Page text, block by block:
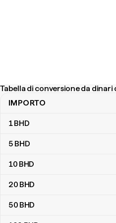
Tabella di conversione da
Tabella di conversione da dinari
IMPORTO
1BHD
5 BHD
10 BHD
20 BHD
50 BHD